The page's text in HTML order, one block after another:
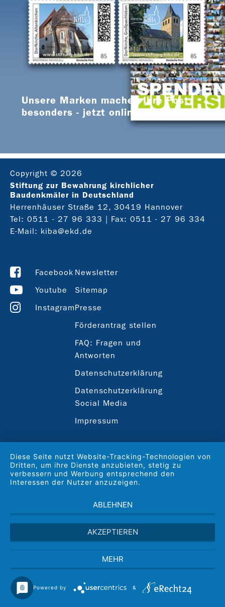
Unsere Marken machen Ihre Post
besonders - jetzt online bestellen
Copyright © 2026
Stiftung zur Bewahrung kirchlicher
Baudenkmäler in Deutschland
Herrenhäuser Straße 12, 30419 Hannover
Tel: 0511 - 27 96 333
| Fax: 0511 - 27 96 334
E-Mail: kiba@ekd.de
Facebook
Youtube
Instagram
Newsletter
Sitemap
Presse
Förderantrag stellen
FAQ: Fragen und
Antworten
Datenschutzerklärung
Datenschutzerklärung
Social Media
Impressum
Diese Seite nutzt Website-Tracking-Technologien von
Dritten, um ihre Dienste anzubieten, stetig zu
verbessern und Werbung entsprechend den
Interessen der Nutzer anzuzeigen.
ABLEHNEN
AKZEPTIEREN
MEHR
Powered by &